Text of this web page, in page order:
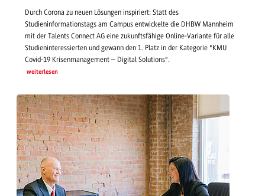
Durch Corona zu neuen Lösungen inspiriert: Statt des
Studieninformationstags am Campus entwickelte die DHBW Mannheim
mit der Talents Connect AG eine zukunftsfähige Online-Variante für alle
Studieninteressierten und gewann den 1. Platz in der Kategorie "KMU
Covid-19 Krisenmanagement – Digital Solutions".
weiterlesen